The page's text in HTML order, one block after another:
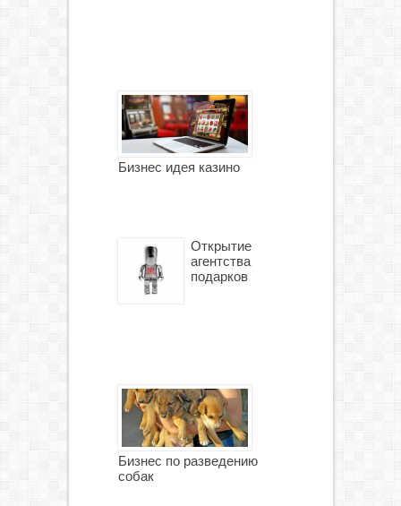
Бизнес идея казино
Открытие
агентства
подарков
Бизнес по разведению
собак